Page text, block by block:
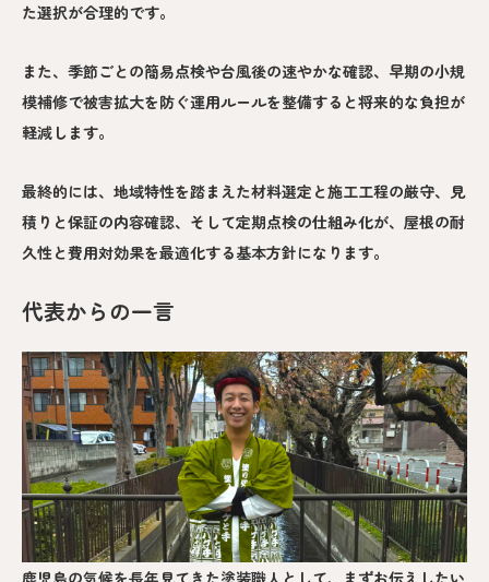
た選択が合理的です。
また、季節ごとの簡易点検や台風後の速やかな確認、早期の小規
模補修で被害拡大を防ぐ運用ルールを整備すると将来的な負担が
軽減します。
最終的には、地域特性を踏まえた材料選定と施工工程の厳守、見
積りと保証の内容確認、そして定期点検の仕組み化が、屋根の耐
久性と費用対効果を最適化する基本方針になります。
代表からの一言
鹿児島の気候を長年見てきた塗装職人として、まずお伝えしたい